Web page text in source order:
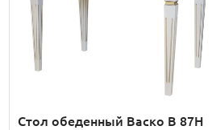
Стол обеденный Васко В 87Н